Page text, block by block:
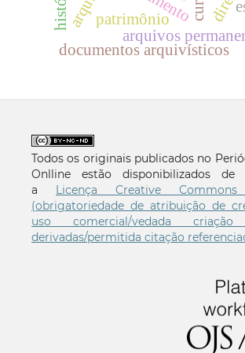
arquivos
documentos arquivísticos
patrimônio
Todos os originais publicados no
Onlline estão disponibilizados de
a Licença Creative
(obrigatoriedade de atribuição de
uso comercial/vedada
derivadas/permitida citação